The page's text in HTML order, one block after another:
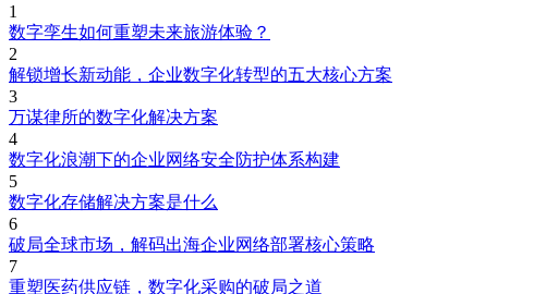
1
数字孪生如何重塑未来旅游体验？
2
解锁增长新动能，企业数字化转型的五大核心方案
3
万谋律所的数字化解决方案
4
数字化浪潮下的企业网络安全防护体系构建
5
数字化存储解决方案是什么
6
破局全球市场，解码出海企业网络部署核心策略
7
重塑医药供应链，数字化采购的破局之道